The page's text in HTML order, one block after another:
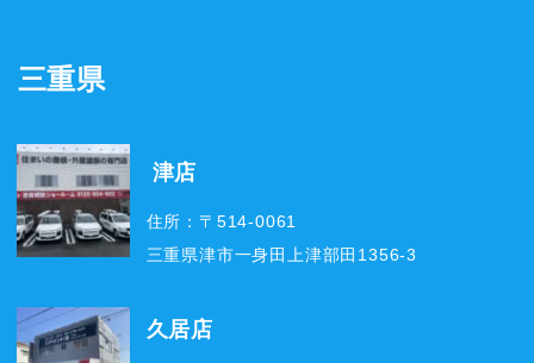
三重県
津店
住所：〒514-0061
三重県津市一身田上津部田1356-3
久居店